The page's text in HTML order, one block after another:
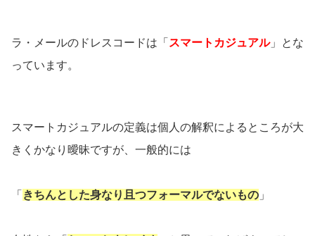
ラ・メールのドレスコードは「 スマートカジュアル」とな
っています。
スマートカジュアルの定義は個人の解釈によるところが大
きくかなり曖昧ですが、一般的には
「 きちんとした身なり且つフォーマルでないもの 」